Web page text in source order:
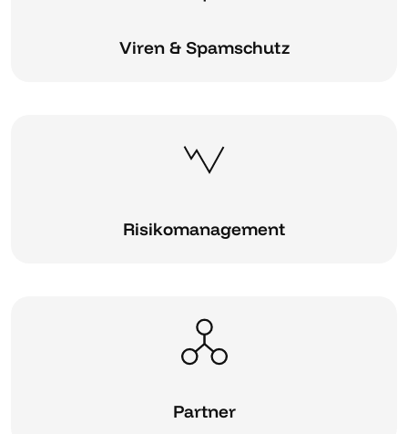
Viren & Spamschutz
Risikomanagement
Partner